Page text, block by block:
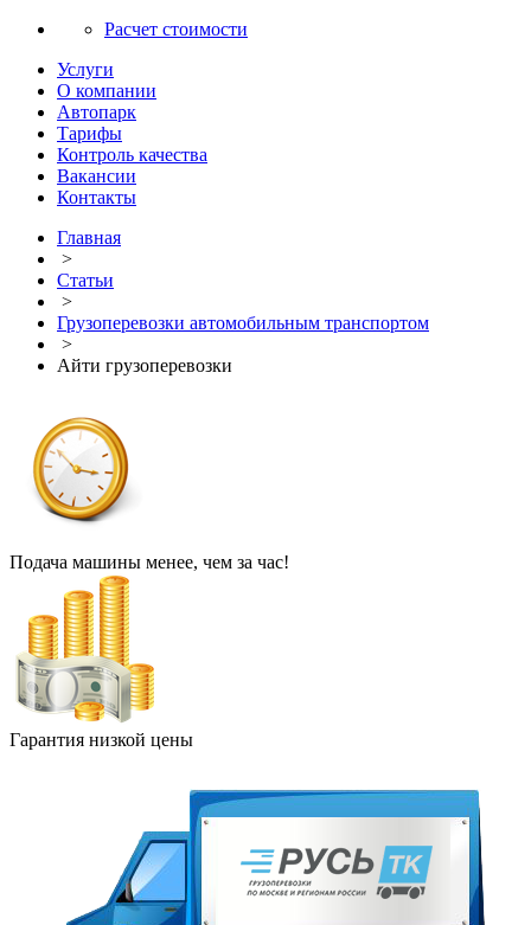
Расчет стоимости
Услуги
О компании
Автопарк
Тарифы
Контроль качества
Вакансии
Контакты
Главная
>
Статьи
>
Грузоперевозки автомобильным транспортом
>
Айти грузоперевозки
Подача машины менее, чем за час!
Гарантия низкой цены